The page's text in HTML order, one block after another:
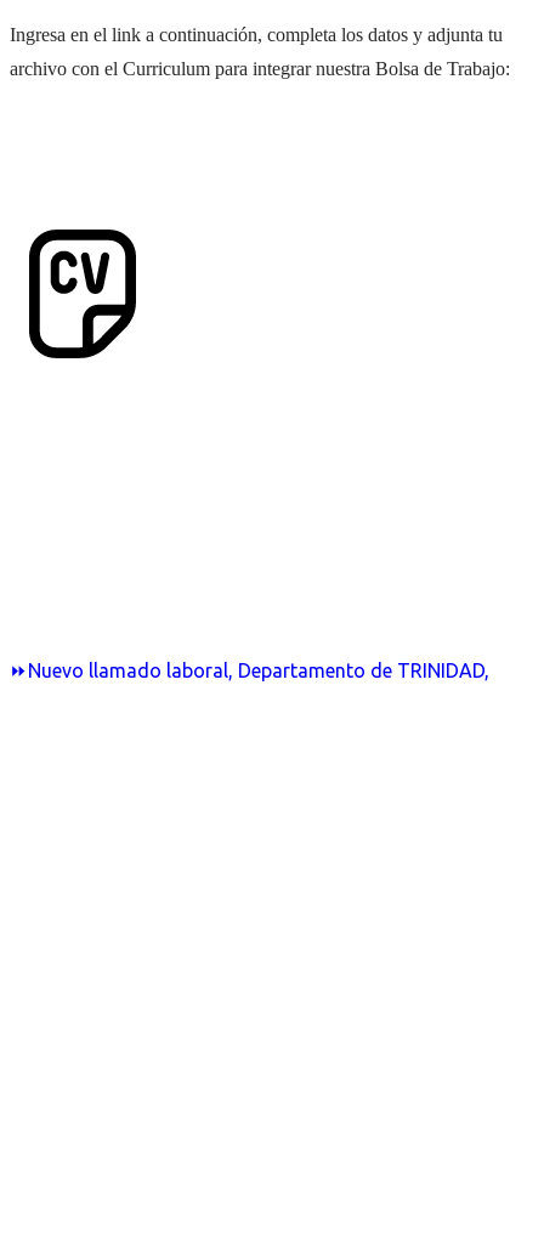
⏩Nuevo llamado laboral, Departamento de TRINIDAD,
Ingresa en el link a continuación, completa los datos y adjunta tu
archivo con el Curriculum para integrar nuestra Bolsa de Trabajo: